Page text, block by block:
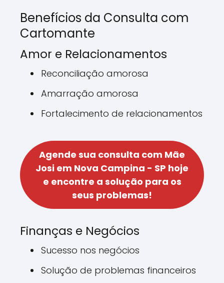
Benefícios da Consulta com
Cartomante
Amor e Relacionamentos
Reconciliação amorosa
Amarração amorosa
Fortalecimento de relacionamentos
Agende sua consulta com Mãe
Josi em Nova Campina - SP hoje
e encontre a solução para os
seus problemas!
Finanças e Negócios
Sucesso nos negócios
Solução de problemas financeiros